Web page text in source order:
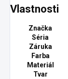
Vlastnosti
Značka
Séria
Záruka
Farba
Materiál
Tvar